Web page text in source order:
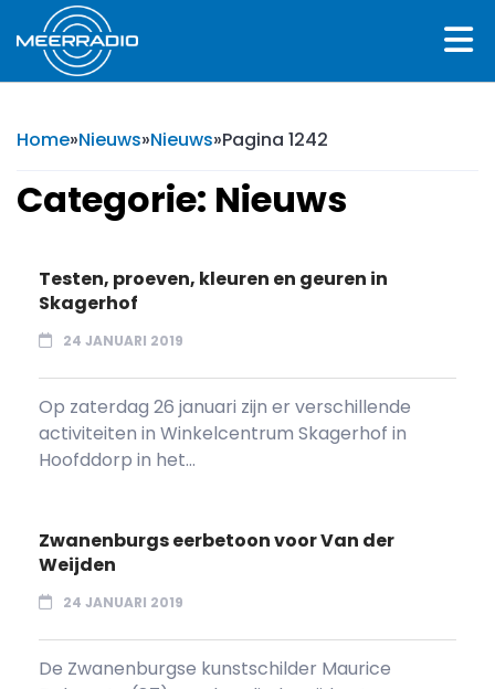
Home»Nieuws»Nieuws»Pagina 1242
Categorie: Nieuws
Testen, proeven, kleuren en geuren in
Skagerhof
24 JANUARI 2019
Op zaterdag 26 januari zijn er verschillende
activiteiten in Winkelcentrum Skagerhof in
Hoofddorp in het...
Zwanenburgs eerbetoon voor Van der
Weijden
24 JANUARI 2019
De Zwanenburgse kunstschilder Maurice